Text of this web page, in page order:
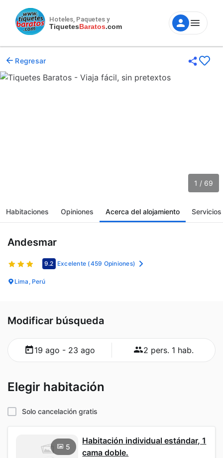
Hoteles, Paquetes y
TiquetesBaratos.com
Regresar
1 / 69
Habitaciones Opiniones Acerca del alojamiento Servicios
Andesmar
9.2 Excelente (459 Opiniones)
Lima, Perú
Modificar búsqueda
19 ago - 23 ago 2 pers. 1 hab.
Elegir habitación
Solo cancelación gratis
5
Habitación individual estándar, 1
cama doble.